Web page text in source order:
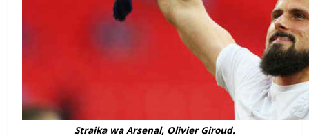
Straika wa Arsenal, Olivier Giroud.